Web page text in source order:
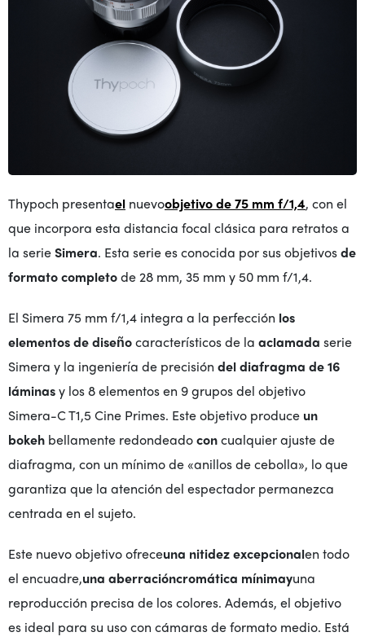
Thypoch presentael nuevoobjetivo de 75 mm f/1,4, con el
que incorpora esta distancia focal clásica para retratos a
la serieSimera. Esta serie es conocida por sus objetivosde
formato completode 28 mm, 35 mm y 50 mm f/1,4.
El Simera 75 mm f/1,4 integra a la perfección los
elementos de diseñocaracterísticos de la aclamada serie
Simera y la ingeniería de precisión del diafragma de 16
láminasy los 8 elementos en 9 grupos del objetivo
Simera-C T1,5 Cine Primes. Este objetivo produce un
bokeh bellamente redondeadoconcualquier ajuste de
diafragma, con un mínimo de «anillos de cebolla», lo que
garantiza que la atención del espectador permanezca
centrada en el sujeto.
Este nuevo objetivo ofreceuna nitidez excepcionalen todo
el encuadre,una aberracióncromática mínimayuna
reproducción precisa de los colores. Además, el objetivo
es ideal para su uso con cámaras de formato medio. Está